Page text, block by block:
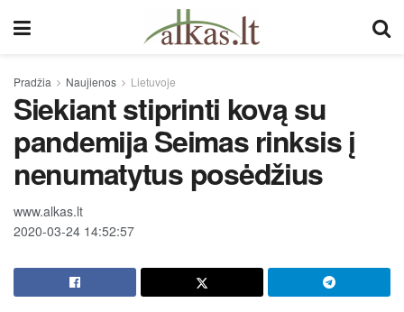
Pradžia Naujienos Lietuvoje
Siekiant stiprinti kovą su
pandemija Seimas rinksis į
nenumatytus posėdžius
www.alkas.lt
2020-03-24 14:52:57